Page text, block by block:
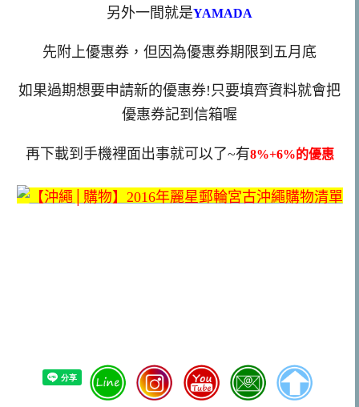
另外一間就是YAMADA
先附上優惠券，但因為優惠券期限到五月底
如果過期想要申請新的優惠券!只要填齊資料就會把
優惠券記到信箱喔
再下載到手機裡面出事就可以了~有8%+6%的優惠